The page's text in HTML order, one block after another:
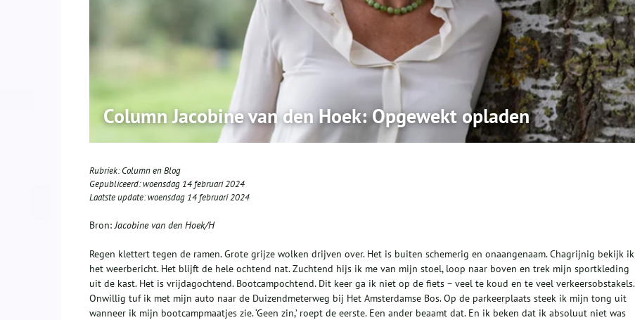
Column Jacobine van den Hoek: Opgewekt opladen
Rubriek:Column en Blog
Gepubliceerd:woensdag 14 februari 2024
Laatste update:woensdag 14 februari 2024
Bron:Jacobine van den Hoek/H
Regen klettert tegen de ramen. Grote grijze wolken drijven over. Het is buiten schemerig en onaangenaam. Chagrijnig bekijk ik
het weerbericht. Het blijft de hele ochtend nat. Zuchtend hijs ik me van mijn stoel, loop naar boven en trek mijn sportkleding
uit de kast. Het is vrijdagochtend. Bootcampochtend. Dit keer ga ik niet op de fiets – veel te koud en te veel verkeersobstakels.
Onwillig tuf ik met mijn auto naar de Duizendmeterweg bij Het Amsterdamse Bos. Op de parkeerplaats steek ik mijn tong uit
wanneer ik mijn bootcampmaatjes zie. ‘Geen zin,’ roept de eerste. Een ander beaamt dat. En ik beken dat ik absoluut niet was